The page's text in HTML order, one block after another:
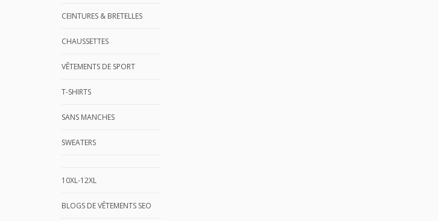
CEINTURES & BRETELLES
CHAUSSETTES
VÊTEMENTS DE SPORT
T-SHIRTS
SANS MANCHES
SWEATERS
10XL-12XL
BLOGS DE VÊTEMENTS SEO